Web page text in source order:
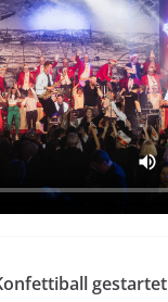
gestartet